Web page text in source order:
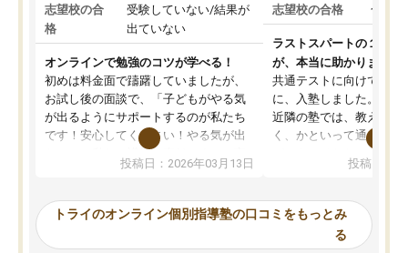
志望校の合
格
受験していない/結果が
出ていない
オンラインで勉強のコツが学べる！
初めは料金面で躊躇していましたが、
お試し後の面談で、「子どもがやる気
が出るようにサポートするのが私たち
です！安心してください！やる気が出
ないのは私たち講師の責任です」と言
ってくださり、確かに！と考えて、思
ったんですが、学生の先生から学ぶこ
み、徐々に成績が上がったらいいなと
投稿日：2026年03月13日
志望校の合格 合格
ラストスパートの１か月
が、本当に助かりました
共通テストに向けての追
に、入塾しました。田舎
近隣の塾では、教えても
く、かといって通うには
可能なので本当に助か
らないところをピンポイ
頂いて、とてもわかり
していました。一生を
投稿日：
トライのオンライン個別指導塾の口コミをもっとみ
る